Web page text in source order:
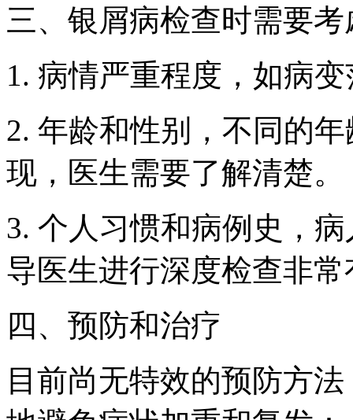
三、银屑病检查时需要
1. 病情严重程度，如病
2. 年龄和性别，不同的
现，医生需要了解清楚。
3. 个人习惯和病例史，
导医生进行深度检查非
四、预防和治疗
目前尚无特效的预防方